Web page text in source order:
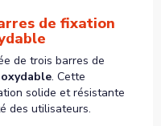
de fixation
de trois barres de
. Cette
solide et résistante
des utilisateurs.